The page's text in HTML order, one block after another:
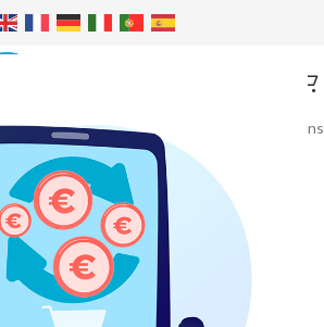
/Machines à glaçons - Distributeurs de glaçons
-40%